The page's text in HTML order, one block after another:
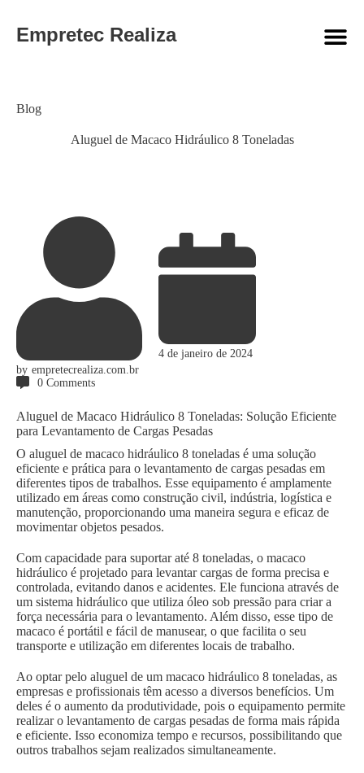
Empretec Realiza
Aluguel de Macaco Hidráulico 8 Toneladas
Category
Blog
by empretecrealiza.com.br
4 de janeiro de 2024
0 Comments
Aluguel de Macaco Hidráulico 8 Toneladas: Solução Eficiente
para Levantamento de Cargas Pesadas
O aluguel de macaco hidráulico 8 toneladas é uma solução
eficiente e prática para o levantamento de cargas pesadas em
diferentes tipos de trabalhos. Esse equipamento é amplamente
utilizado em áreas como construção civil, indústria, logística e
manutenção, proporcionando uma maneira segura e eficaz de
movimentar objetos pesados.
Com capacidade para suportar até 8 toneladas, o macaco
hidráulico é projetado para levantar cargas de forma precisa e
controlada, evitando danos e acidentes. Ele funciona através de
um sistema hidráulico que utiliza óleo sob pressão para criar a
força necessária para o levantamento. Além disso, esse tipo de
macaco é portátil e fácil de manusear, o que facilita o seu
transporte e utilização em diferentes locais de trabalho.
Ao optar pelo aluguel de um macaco hidráulico 8 toneladas, as
empresas e profissionais têm acesso a diversos benefícios. Um
deles é o aumento da produtividade, pois o equipamento permite
realizar o levantamento de cargas pesadas de forma mais rápida
e eficiente. Isso economiza tempo e recursos, possibilitando que
outros trabalhos sejam realizados simultaneamente.